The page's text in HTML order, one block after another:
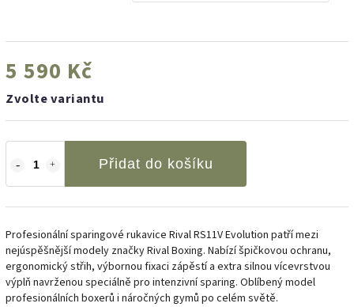
5 590 Kč
Zvolte variantu
Přidat do košíku
Profesionální sparingové rukavice Rival RS11V Evolution patří mezi
nejúspěšnější modely značky Rival Boxing. Nabízí špičkovou ochranu,
ergonomický střih, výbornou fixaci zápěstí a extra silnou vícevrstvou
výplň navrženou speciálně pro intenzivní sparing. Oblíbený model
profesionálních boxerů i náročných gymů po celém světě.